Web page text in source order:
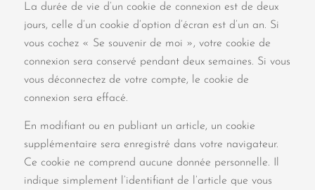
La durée de vie d’un cookie de connexion est de deux
jours, celle d’un cookie d’option d’écran est d’un an. Si
vous cochez « Se souvenir de moi », votre cookie de
connexion sera conservé pendant deux semaines. Si vous
vous déconnectez de votre compte, le cookie de
connexion sera effacé.
En modifiant ou en publiant un article, un cookie
supplémentaire sera enregistré dans votre navigateur.
Ce cookie ne comprend aucune donnée personnelle. Il
indique simplement l’identifiant de l’article que vous